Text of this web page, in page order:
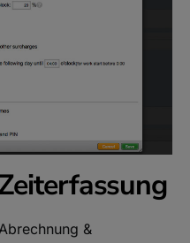
&